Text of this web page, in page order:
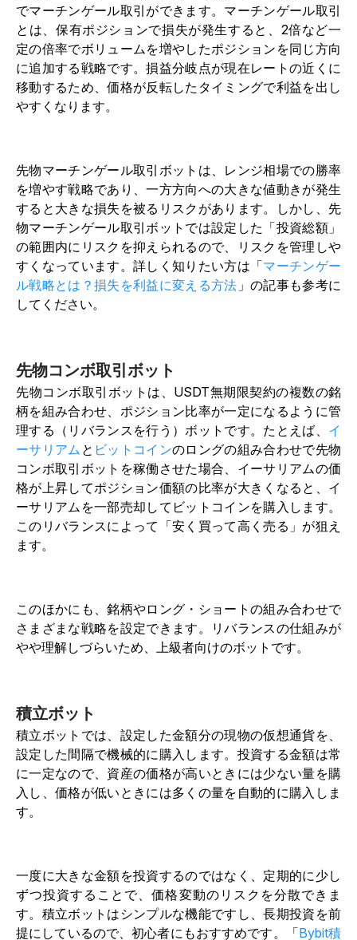
でマーチンゲール取引ができます。マーチンゲール取引
とは、保有ポジションで損失が発生すると、2倍など一
定の倍率でボリュームを増やしたポジションを同じ方向
に追加する戦略です。損益分岐点が現在レートの近くに
移動するため、価格が反転したタイミングで利益を出し
やすくなります。
先物マーチンゲール取引ボットは、レンジ相場での勝率
を増やす戦略であり、一方方向への大きな値動きが発生
すると大きな損失を被るリスクがあります。しかし、先
物マーチンゲール取引ボットでは設定した「投資総額」
の範囲内にリスクを抑えられるので、リスクを管理しや
すくなっています。詳しく知りたい方は「マーチンゲー
ル戦略とは？損失を利益に変える方法 」の記事も参考に
してください。
先物コンボ取引ボット
先物コンボ取引ボットは、USDT無期限契約の複数の銘
柄を組み合わせ、ポジション比率が一定になるように管
理する（リバランスを行う）ボットです。たとえば、 イ
ーサリアム と ビットコインのロングの組み合わせで先物
コンボ取引ボットを稼働させた場合、イーサリアムの価
格が上昇してポジション価額の比率が大きくなると、イ
ーサリアムを一部売却してビットコインを購入します。
このリバランスによって「安く買って高く売る」が狙え
ます。
このほかにも、銘柄やロング・ショートの組み合わせで
さまざまな戦略を設定できます。リバランスの仕組みが
やや理解しづらいため、上級者向けのボットです。
積立ボット
積立ボットでは、設定した金額分の現物の仮想通貨を、
設定した間隔で機械的に購入します。投資する金額は常
に一定なので、資産の価格が高いときには少ない量を購
入し、価格が低いときには多くの量を自動的に購入しま
す。
一度に大きな金額を投資するのではなく、定期的に少し
ずつ投資することで、価格変動のリスクを分散できま
す。積立ボットはシンプルな機能ですし、長期投資を前
提にしているので、初心者にもおすすめです。「Bybit積